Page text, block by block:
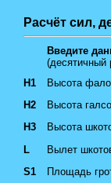
Расчёт сил,
Введите
(десятичный
H1
Высота
H2
Высота
H3
Высота
L
Вылет
S1
Площадь